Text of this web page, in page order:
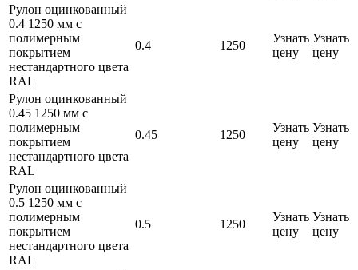
Рулон оцинкованный
0.4 1250 мм с
полимерным
покрытием
нестандартного цвета
RAL
0.4 1250
Узнать
цену
Узнать
цену
Рулон оцинкованный
0.45 1250 мм с
полимерным
покрытием
нестандартного цвета
RAL
0.45 1250
Узнать
цену
Узнать
цену
Рулон оцинкованный
0.5 1250 мм с
полимерным
покрытием
нестандартного цвета
RAL
0.5 1250
Узнать
цену
Узнать
цену